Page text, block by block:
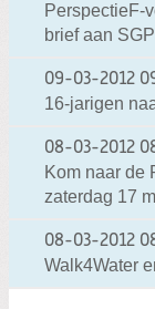
PerspectieF-
brief aan
09-03-2012
16-jarigen
08-03-2012
Kom naar de
zaterdag 17
08-03-2012
Walk4Water